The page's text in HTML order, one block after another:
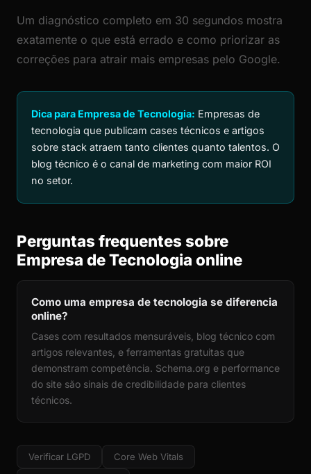
Um diagnóstico completo em 30 segundos mostra
exatamente o que está errado e como priorizar as
correções para atrair mais empresas pelo Google.
Dica para Empresa de Tecnologia: Empresas de
tecnologia que publicam cases técnicos e artigos
sobre stack atraem tanto clientes quanto talentos. O
blog técnico é o canal de marketing com maior ROI
no setor.
Perguntas frequentes sobre
Empresa de Tecnologia online
Como uma empresa de tecnologia se diferencia
online?
Cases com resultados mensuráveis, blog técnico com
artigos relevantes, e ferramentas gratuitas que
demonstram competência. Schema.org e performance
do site são sinais de credibilidade para clientes
técnicos.
Verificar LGPD Core Web Vitals